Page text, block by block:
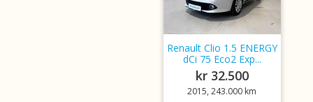
Renault Clio 1.5 ENERGY
dCi 75 Eco2 Exp...
kr 32.500
2015, 243.000 km